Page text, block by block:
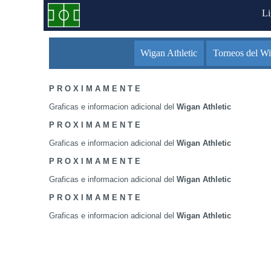
Wigan Athletic Torneos del
P R O X I M A M E N T E
Graficas e informacion adicional del Wigan Athletic
P R O X I M A M E N T E
Graficas e informacion adicional del Wigan Athletic
P R O X I M A M E N T E
Graficas e informacion adicional del Wigan Athletic
P R O X I M A M E N T E
Graficas e informacion adicional del Wigan Athletic